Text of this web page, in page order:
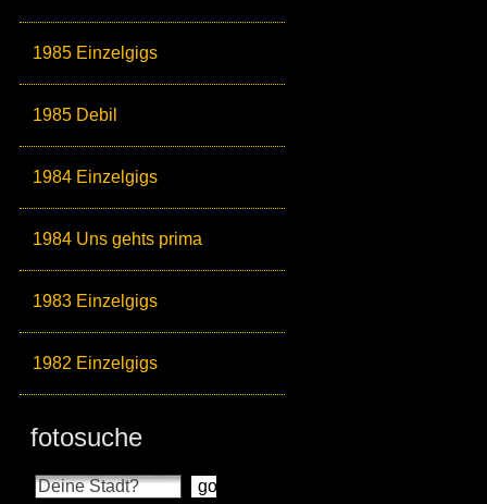
1985 Einzelgigs
1985 Debil
1984 Einzelgigs
1984 Uns gehts prima
1983 Einzelgigs
1982 Einzelgigs
fotosuche